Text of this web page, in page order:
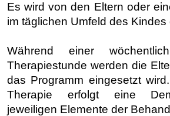
Es wird von den Eltern oder
im täglichen Umfeld des Kindes
Während einer
Therapiestunde werden die
das Programm eingesetzt
Therapie erfolgt eine
jeweiligen Elemente der